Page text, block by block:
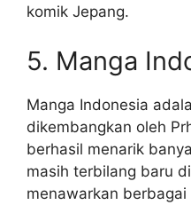
komik Jepang.
5. Manga
Manga Indonesia
dikembangkan oleh
berhasil menarik
masih terbilang baru
menawarkan